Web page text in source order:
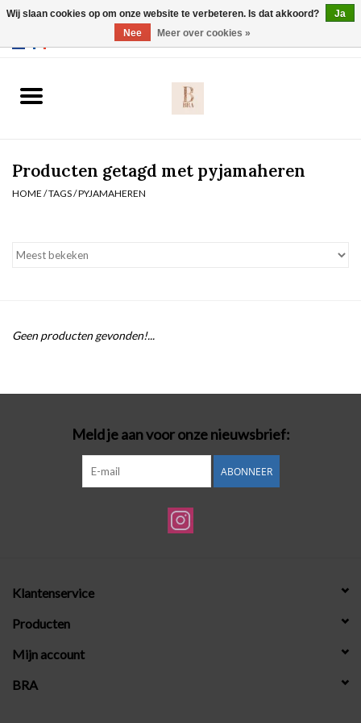
Slip
Nachtmode
Badmode
Lingerie-accessoires
Cadeaubonnen
Producten getagd met pyjamaheren
HOME /TAGS/PYJAMAHEREN
Geen producten gevonden!...
Meld je aan voor onze nieuwsbrief:
ABONNEER
Klantenservice
Producten
Mijn account
BRA
Wij slaan cookies op om onze website te verbeteren. Is dat akkoord?
Ja
Nee
Meer over cookies »
Webshop werkt met EU maten. .